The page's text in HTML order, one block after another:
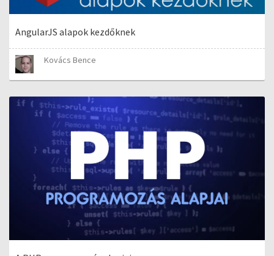
AngularJS alapok kezdőknek
Kovács Bence